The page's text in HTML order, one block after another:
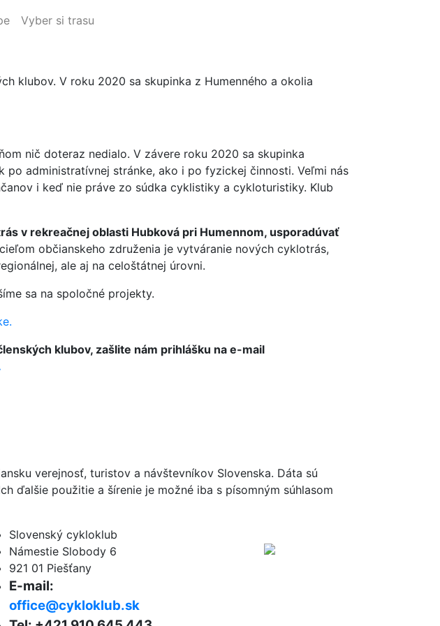
Vyber si trasu
klubov. V roku 2020 sa skupinka z Humenného a okolia
nič doteraz nedialo. V závere roku 2020 sa skupinka
administratívnej stránke, ako i po fyzickej činnosti. Veľmi nás
i keď nie práve zo súdka cyklistiky a cykloturistiky. Klub
v rekreačnej oblasti Hubková pri Humennom, usporadúvať
občianskeho združenia je vytváranie nových cyklotrás,
ale aj na celoštátnej úrovni.
sa na spoločné projekty.
klubov, zašlite nám prihlášku na e-mail
verejnosť, turistov a návštevníkov Slovenska. Dáta sú
ďalšie použitie a šírenie je možné iba s písomným súhlasom
Slovenský cykloklub
Námestie Slobody 6
921 01 Piešťany
E-mail:
office@cykloklub.sk